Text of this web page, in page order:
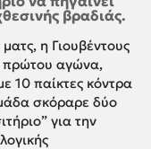
βραδιάς.
η Γιουβέντους
πρώτου αγώνα,
10 παίκτες κόντρα
σκόραρε δύο
για την